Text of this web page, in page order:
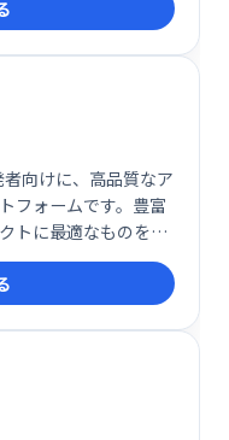
コンを必要とする方
ースです。
向けに、高品質なア
フォームです。豊富
トに最適なものを簡
す。デザインワーク
品制作をサポートし
ので、ぜひ一度お試